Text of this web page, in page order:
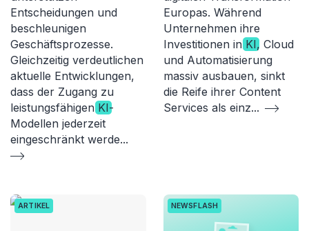
Entscheidungen und
beschleunigen
Geschäftsprozesse.
Gleichzeitig verdeutlichen
aktuelle Entwicklungen,
dass der Zugang zu
leistungsfähigen KI-
Modellen jederzeit
eingeschränkt werde...
Europas. Während
Unternehmen ihre
Investitionen in KI, Cloud
und Automatisierung
massiv ausbauen, sinkt
die Reife ihrer Content
Services als einz...
ARTIKEL NEWSFLASH